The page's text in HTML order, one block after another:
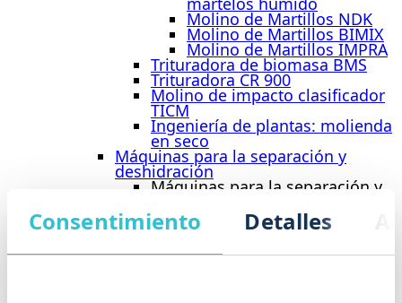
Consentimiento Detalles
Molino de Martillos NDK
Molino de Martillos BIMIX
Molino de Martillos IMPRA
Trituradora de biomasa BMS
Trituradora CR 900
Molino de impacto clasificador
TICM
Ingeniería de plantas: molienda
en seco
Máquinas para la separación y
deshidración
Máquinas para la separación y
Resumen máquinas para la
separación y deshidración